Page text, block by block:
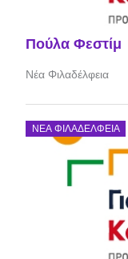
Πούλα Φεστίμ
Νέα Φιλαδέλφεια
ΝΈΑ ΦΙΛΑΔΈΛΦΕΙΑ